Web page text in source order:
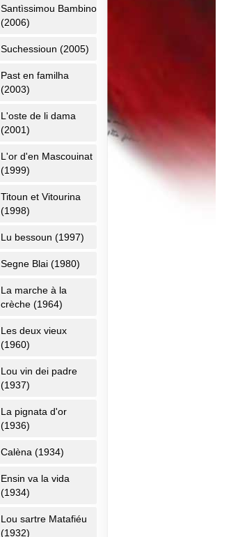
Santìssimou Bambino
(2006)
Suchessioun (2005)
Past en familha
(2003)
L'oste de li dama
(2001)
L'or d'en Mascouinat
(1999)
Titoun et Vitourina
(1998)
Lu bessoun (1997)
Segne Blai (1980)
La marche à la
crèche (1964)
Les deux vieux
(1960)
Lou vin dei padre
(1937)
La pignata d'or
(1936)
Calèna (1934)
Ensin va la vida
(1934)
Lou sartre Matafiéu
(1932)